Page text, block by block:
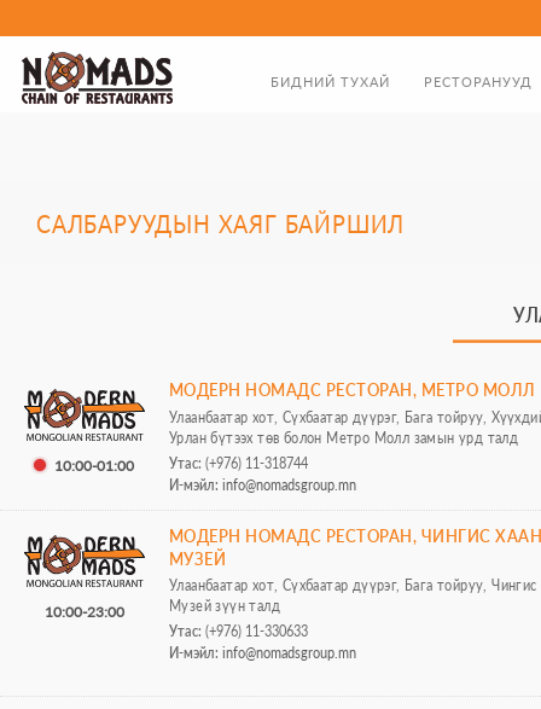
РЕСТОРАНУУД
БИДНИЙ ТУХАЙ
БИДНИЙ ТҮҮХЭН ЗАМНАЛ
САЛБАРУУДЫН ХАЯГ БАЙРШИЛ
10:00-01:00
МОДЕРН НОМАДС РЕСТОРАН, МЕТРО МОЛЛ
Улаанбаатар хот, Сүхбаатар дүүрэг, Бага тойруу,
Урлан бүтээх төв болон Mетро Молл замын урд талд
Утас: (+976) 11-318744
И-мэйл: info@nomadsgroup.mn
10:00-23:00
МОДЕРН НОМАДС РЕСТОРАН, ЧИНГИС
МУЗЕЙ
Улаанбаатар хот, Сүхбаатар дүүрэг, Бага тойруу, Чингис
Музей зүүн талд
Утас: (+976) 11-330633
И-мэйл: info@nomadsgroup.mn